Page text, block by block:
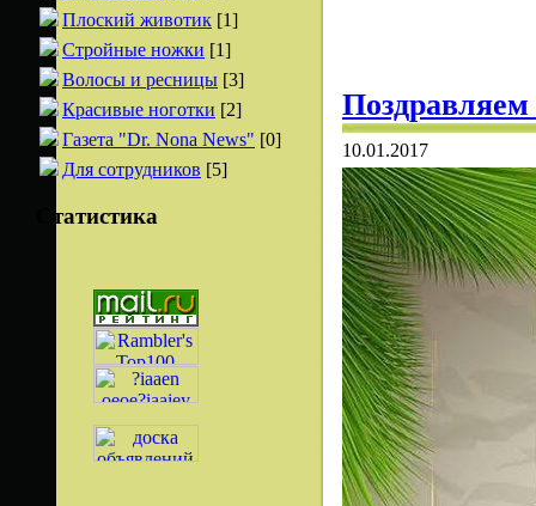
Плоский животик [1]
Стройные ножки [1]
Волосы и ресницы [3]
Красивые ноготки [2]
Газета "Dr. Nona News" [0]
Для сотрудников [5]
Статистика
10.01.2017